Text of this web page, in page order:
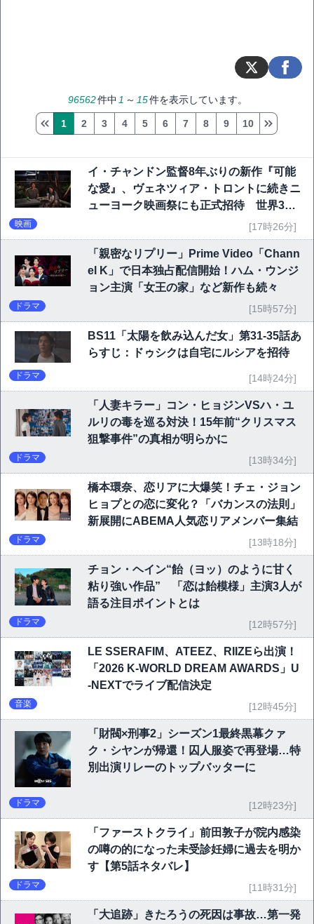
96562件中 1 ～ 15件を表示しています。
1 2 3 4 5 6 7 8 9 10
イ・チャンドン監督8年ぶりの新作『可能
な愛』、ヴェネツィア・トロントに続きニ
ューヨーク映画祭にも正式招待 世界3大
映画 [17時26分]
「親密なリプリー」Prime Video「Chann
el K」で日本独占配信開始！ハム・ウンジ
ョン主演「女王の家」など新作も続々
ドラマ [15時57分]
BS11「太陽を飲み込んだ女」第31-35話あ
らすじ：ドゥシクは自宅にルシアを招待
ドラマ [14時24分]
「人妻キラー」コン・ヒョジンVSハ・ユ
ルリの毒を巡る対決！15年前“クリスマス
狙撃事件”の真相が明らかに
ドラマ [13時34分]
橋本環奈、恋リアに大爆笑！チェ・ジョン
ヒョプとの恋に変化？「バカンスの法則」
新展開にABEMA人気恋リアメンバー集結
ドラマ [13時18分]
チョン・ヘイン“飴（ヨッ）のように甘く
粘り強い作品” 「恋は飴模様」主演3人が
語る注目ポイントとは
ドラマ [12時57分]
LE SSERAFIM、ATEEZ、RIIZEら出演！
「2026 K-WORLD DREAM AWARDS」U
-NEXTでライブ配信決定
音楽 [12時45分]
「財閥×刑事2」シーズン1最終黒幕クァ
ク・シヤンが帰還！囚人服姿で再登場…特
別出演リレーのトップバッターに
ドラマ [12時23分]
「ファーストクライ」前田敦子が院内感染
の噂の的になった未受診妊婦に過去を明か
す【第5話ネタバレ】
ドラマ [11時31分]
「大追跡」きたろうの死因は事故…第一発